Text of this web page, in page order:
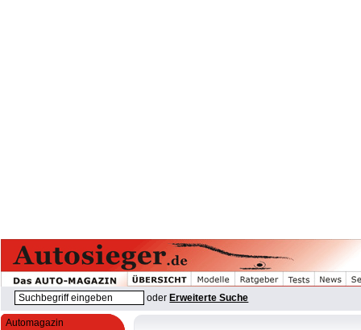
oder Erweiterte Suche
Automagazin